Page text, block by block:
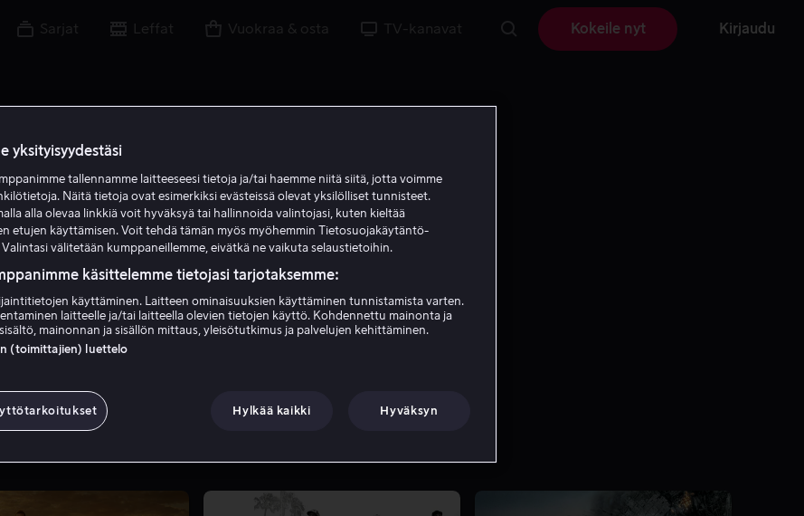
Sarjat Leffat Vuokraa & osta TV-kanavat Kokeile nyt Kirjaudu
Neil Brown Jr.
yksityisyydestäsi
tallennamme laitteeseesi tietoja ja/tai haemme niitä siitä, jotta voimme
Näitä tietoja ovat esimerkiksi evästeissä olevat yksilölliset tunnisteet.
alla olevaa linkkiä voit hyväksyä tai hallinnoida valintojasi, kuten kieltää
etujen käyttämisen. Voit tehdä tämän myös myöhemmin Tietosuojakäytäntö-
Valintasi välitetään kumppaneillemme, eivätkä ne vaikuta selaustietoihin.
käsittelemme tietojasi tarjotaksemme:
käyttäminen. Laitteen ominaisuuksien käyttäminen tunnistamista varten.
laitteelle ja/tai laitteella olevien tietojen käyttö. Kohdennettu mainonta ja
mainonnan ja sisällön mittaus, yleisötutkimus ja palvelujen kehittäminen.
(toimittajien) luettelo
Hylkää kaikki Hyväksyn